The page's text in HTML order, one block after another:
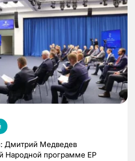
Дмитрий Медведев
Народной программе ЕР